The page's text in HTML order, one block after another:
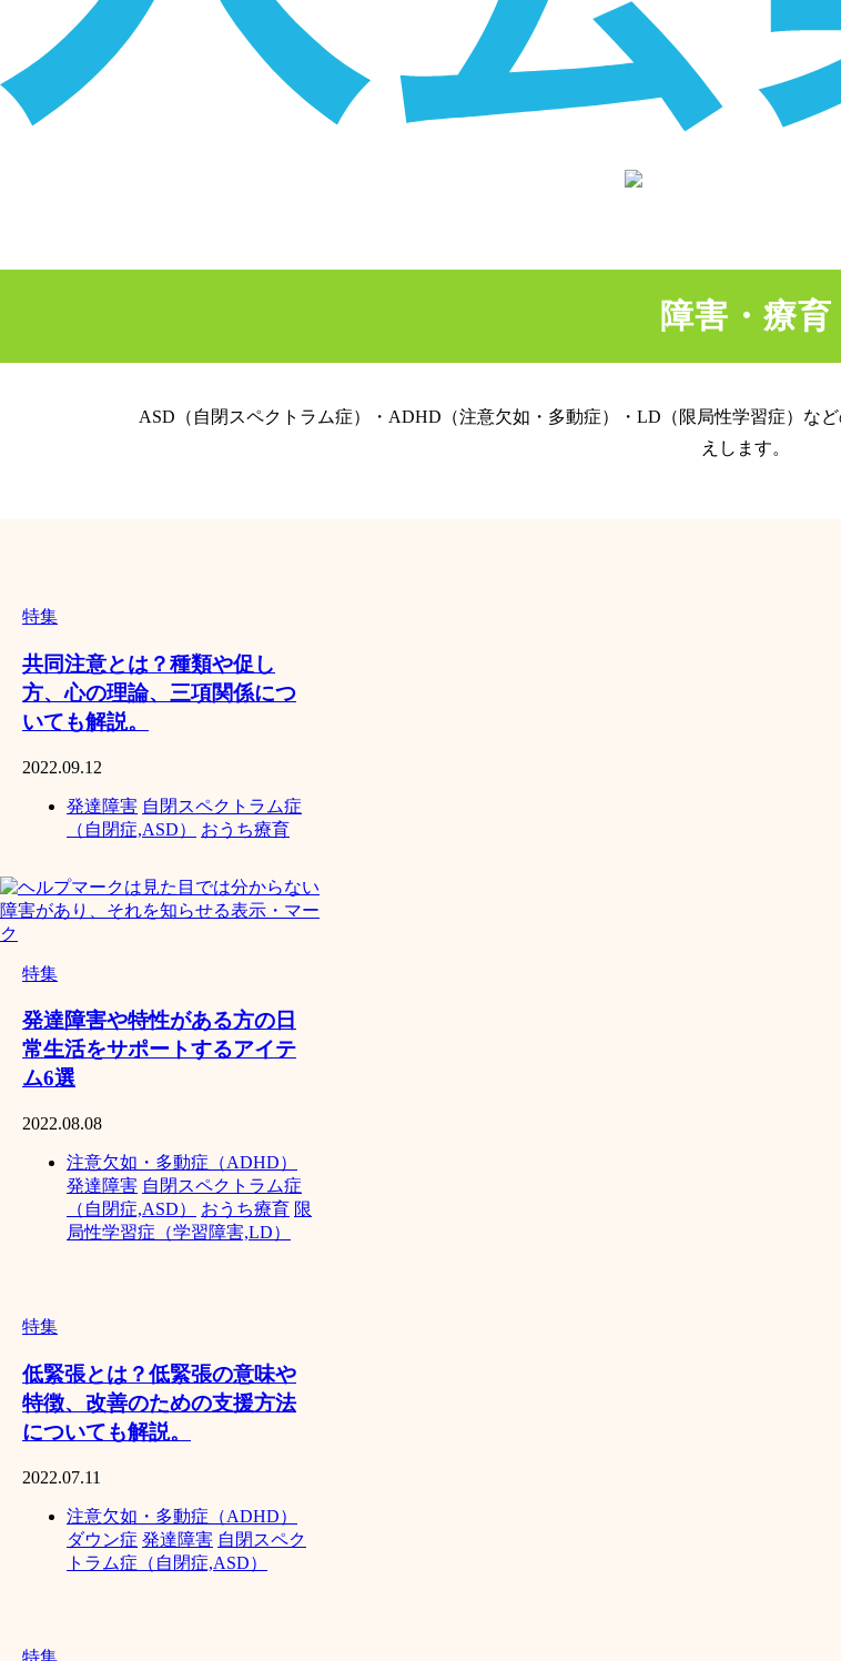
障害・療育
ASD（自閉スペクトラム症）・ADHD（注意欠如・多動症）・LD（限局性学習症）な
えします。
特集
共同注意とは？種類や促し
方、心の理論、三項関係につ
いても解説。
2022.09.12
発達障害 自閉スペクトラム症
（自閉症,ASD）
おうち療育
特集
発達障害や特性がある方の日
常生活をサポートするアイテ
ム6選
2022.08.08
注意欠如・多動症（ADHD）
発達障害 自閉スペクトラム症
（自閉症,ASD）
おうち療育 限
局性学習症（学習障害,LD）
特集
低緊張とは？低緊張の意味や
特徴、改善のための支援方法
についても解説。
2022.07.11
注意欠如・多動症（ADHD）
ダウン症 発達障害 自閉スペク
トラム症（自閉症,ASD）
特集